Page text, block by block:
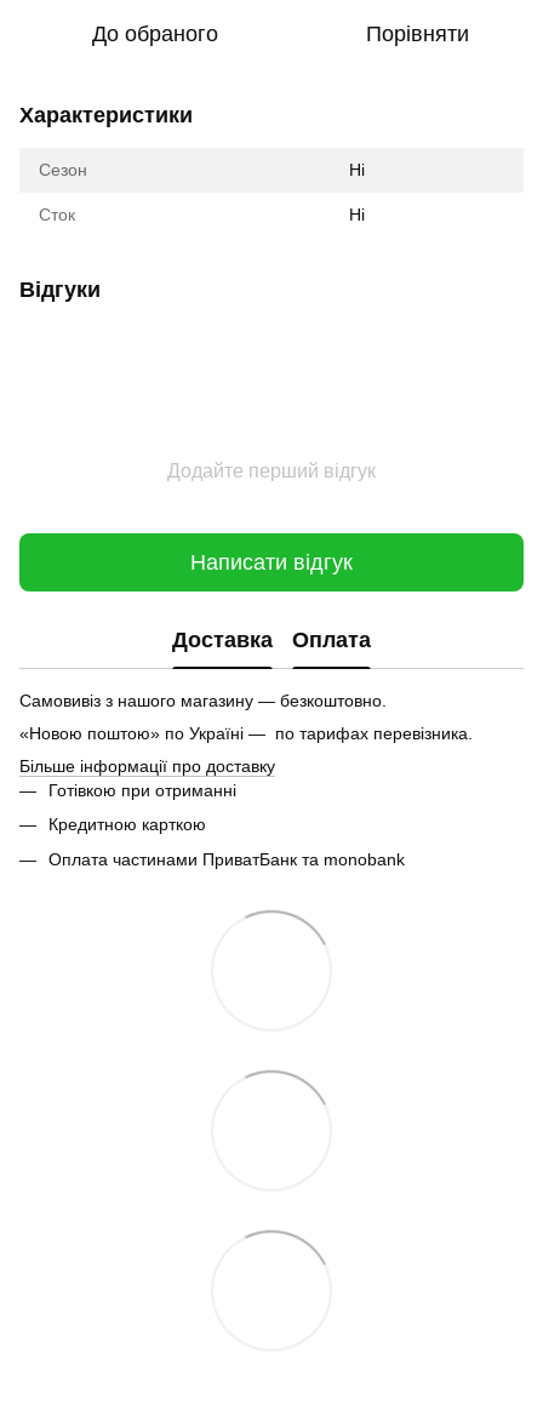
До обраного Порівняти
Характеристики
Сезон Ні
Сток Ні
Відгуки
Додайте перший відгук
Написати відгук
Доставка Оплата
Самовивіз з нашого магазину — безкоштовно.
«Новою поштою» по Україні — по тарифах перевізника.
Більше інформації про доставку
Готівкою при отриманні
Кредитною карткою
Оплата частинами ПриватБанк та monobank